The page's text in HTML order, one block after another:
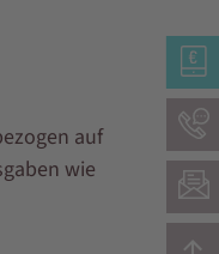
auf
wie